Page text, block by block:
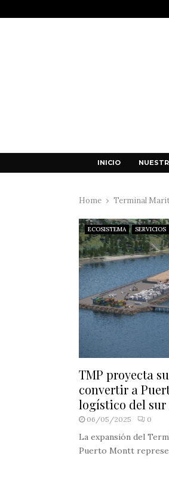
INICIO
Home Terminal
ECOSISTEMA SERVICIOS
TMP proyecta
convertir a
logístico del sur
06/05/2025 0
La expansión del
Puerto Montt